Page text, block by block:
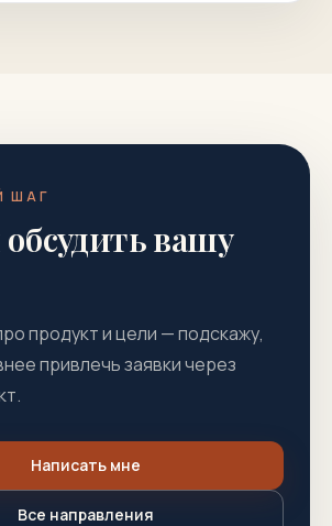
ШАГ
вашу
продукт и цели — подскажу,
привлечь заявки через
Написать мне
Все направления